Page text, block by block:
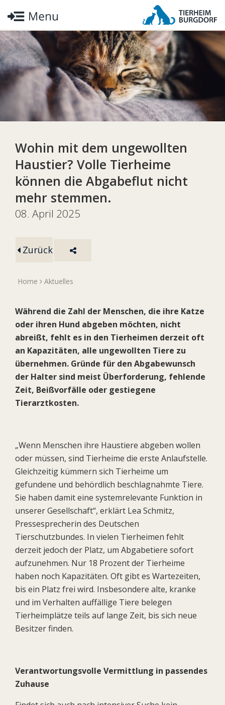
Wohin mit dem ungewollten
Haustier? Volle Tierheime
können die Abgabeflut nicht
mehr stemmen.
08. April 2025
Zurück
Home Aktuelles
Während die Zahl der Menschen, die ihre Katze
oder ihren Hund abgeben möchten, nicht
abreißt, fehlt es in den Tierheimen derzeit oft
an Kapazitäten, alle ungewollten Tiere zu
übernehmen. Gründe für den Abgabewunsch
der Halter sind meist Überforderung, fehlende
Zeit, Beißvorfälle oder gestiegene
Tierarztkosten.
„Wenn Menschen ihre Haustiere abgeben wollen
oder müssen, sind Tierheime die erste Anlaufstelle.
Gleichzeitig kümmern sich Tierheime um
gefundene und behördlich beschlagnahmte Tiere.
Sie haben damit eine systemrelevante Funktion in
unserer Gesellschaft“, erklärt Lea Schmitz,
Pressesprecherin des Deutschen
Tierschutzbundes. In vielen Tierheimen fehlt
derzeit jedoch der Platz, um Abgabetiere sofort
aufzunehmen. Nur 18 Prozent der Tierheime
haben noch Kapazitäten. Oft gibt es Wartezeiten,
bis ein Platz frei wird. Insbesondere alte, kranke
und im Verhalten auffällige Tiere belegen
Tierheimplätze teils auf lange Zeit, bis sich neue
Besitzer finden.
Verantwortungsvolle Vermittlung in passendes
Zuhause